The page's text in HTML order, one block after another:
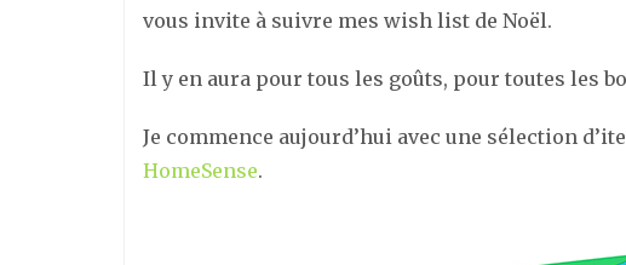
vous invite à suivre mes wish list de Noël.
Il y en aura pour tous les goûts, pour toutes les
Je commence aujourd’hui avec une sélection
HomeSense.